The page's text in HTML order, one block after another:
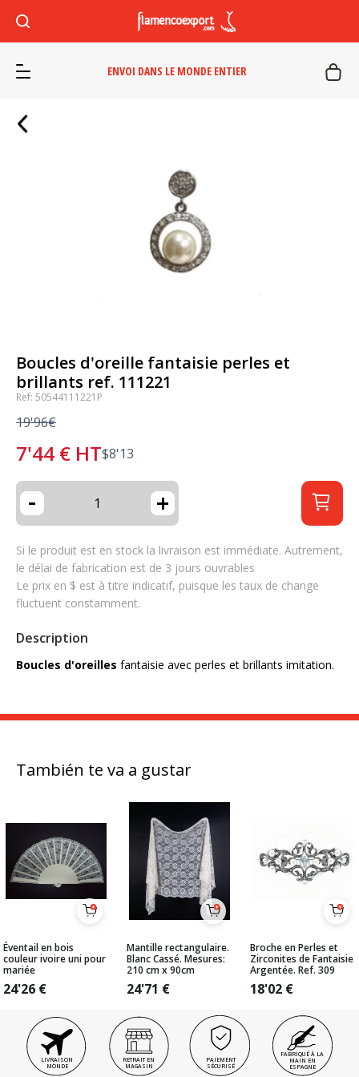
ENVOI DANS LE MONDE ENTIER
Boucles d'oreille fantaisie perles et
brillants ref. 111221
Ref: 50544111221P
19'96€
7'44 € HT$8'13
- +
Si le produit est en stock la livraison est immédiate. Autrement,
le délai de fabrication est de 3 jours ouvrables
Le prix en $ est à titre indicatif, puisque les taux de change
fluctuent constamment.
Description
Boucles d'oreilles fantaisie avec perles et brillants imitation.
También te va a gustar
Éventail en bois
couleur ivoire uni pour
mariée
24'26 €
Mantille rectangulaire.
Blanc Cassé. Mesures:
210 cm x 90cm
24'71 €
Broche en Perles et
Zirconites de Fantaisie
Argentée. Ref. 309
18'02 €
LIVRAISON
MONDE
RETRAIT EN
MAGASIN
PAIEMENT
SÉCURISÉ
FABRIQUÉ À LA
MAIN EN
ESPAGNE